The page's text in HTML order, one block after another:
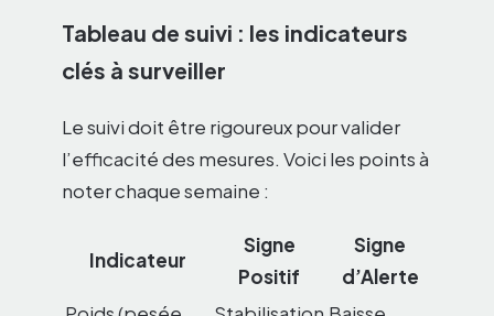
Tableau de suivi : les indicateurs
clés à surveiller
Le suivi doit être rigoureux pour valider
l’efficacité des mesures. Voici les points à
noter chaque semaine :
Indicateur
Signe
Positif
Signe
d’Alerte